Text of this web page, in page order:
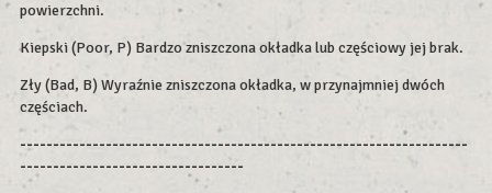
powierzchni.
Kiepski (Poor, P) Bardzo zniszczona okładka lub częściowy jej brak.
Zły (Bad, B) Wyraźnie zniszczona okładka, w przynajmniej dwóch
częściach.
--------------------------------------------------------------------
----------------------------------